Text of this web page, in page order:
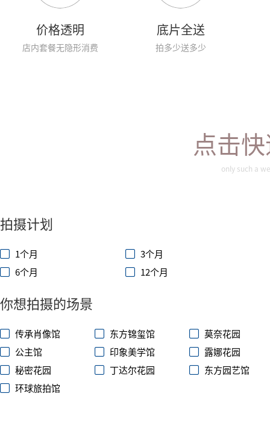
价格透明
店内套餐无隐形消费
底片全送
拍多少送多少
点击
only such a
拍摄计划
1个月
3个月
6个月
12个月
你想拍摄的场景
传承肖像馆 东方锦玺馆
莫奈花园
公主馆
印象美学馆
露娜花园
秘密花园
丁达尔花园
东方园艺馆
环球旅拍馆